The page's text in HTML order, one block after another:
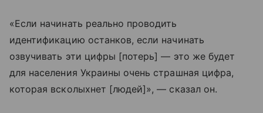
«Если начинать реально проводить
идентификацию останков, если начинать
озвучивать эти цифры [потерь] — это же будет
для населения Украины очень страшная цифра,
которая всколыхнет [людей]», — сказал он.